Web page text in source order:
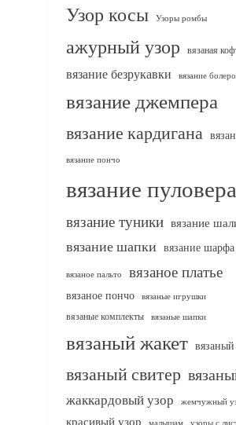
Узор косы Узоры ромбы
ажурный узор вязаная
вязание безрукавки вязание болеро
вязание джемпера
вязание кардигана
вязание пончо
вязание пуловера
вязание туники вязание
вязание шапки вязание шарфа
вязаное пальто вязаное платье
вязаное пончо вязаные игрушки
вязаные комплекты
вязаные шапки
вязаный жакет
вязаный свитер
жаккардовый узор жемчужный
красивый узор малышам узоры с